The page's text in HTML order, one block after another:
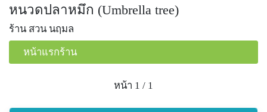
หนวดปลาหมึก (Umbrella tree)
ร้าน สวน นฤมล
หน้าแรกร้าน
หน้า 1 / 1